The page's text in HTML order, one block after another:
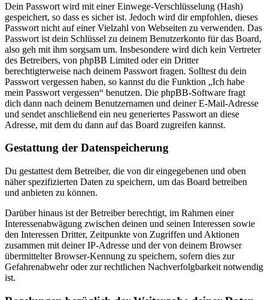
Dein Passwort wird mit einer Einwege-Verschlüsselung (Hash)
gespeichert, so dass es sicher ist. Jedoch wird dir empfohlen, dieses
Passwort nicht auf einer Vielzahl von Webseiten zu verwenden. Das
Passwort ist dein Schlüssel zu deinem Benutzerkonto für das Board,
also geh mit ihm sorgsam um. Insbesondere wird dich kein Vertreter
des Betreibers, von phpBB Limited oder ein Dritter
berechtigterweise nach deinem Passwort fragen. Solltest du dein
Passwort vergessen haben, so kannst du die Funktion „Ich habe
mein Passwort vergessen“ benutzen. Die phpBB-Software fragt
dich dann nach deinem Benutzernamen und deiner E-Mail-Adresse
und sendet anschließend ein neu generiertes Passwort an diese
Adresse, mit dem du dann auf das Board zugreifen kannst.
Gestattung der Datenspeicherung
Du gestattest dem Betreiber, die von dir eingegebenen und oben
näher spezifizierten Daten zu speichern, um das Board betreiben
und anbieten zu können.
Darüber hinaus ist der Betreiber berechtigt, im Rahmen einer
Interessenabwägung zwischen deinen und seinen Interessen sowie
den Interessen Dritter, Zeitpunkte von Zugriffen und Aktionen
zusammen mit deiner IP-Adresse und der von deinem Browser
übermittelter Browser-Kennung zu speichern, sofern dies zur
Gefahrenabwehr oder zur rechtlichen Nachverfolgbarkeit notwendig
ist.